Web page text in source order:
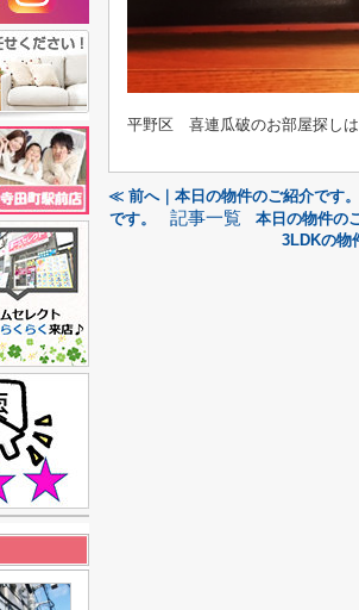
平野区 喜連瓜破のお部屋探し
≪ 前へ｜本日の物件のご紹介です
です。
記事一覧
本日の物件の
3LDKの物